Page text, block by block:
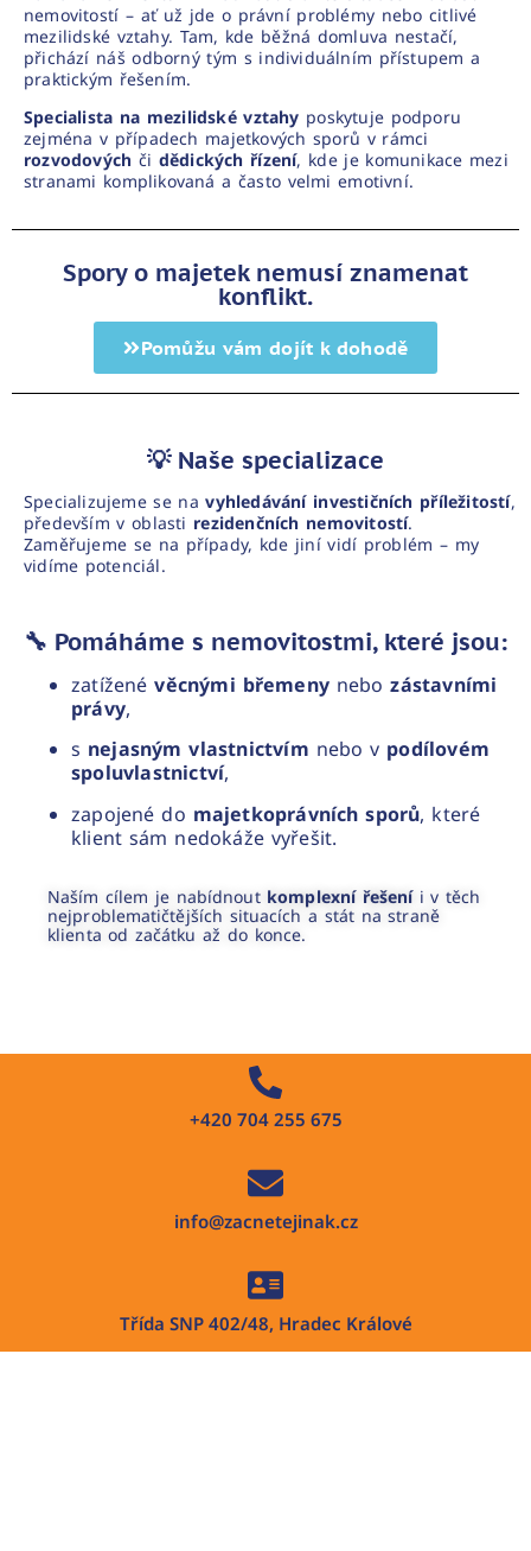
nemovitostí – ať už jde o právní problémy nebo citlivé
mezilidské vztahy. Tam, kde běžná domluva nestačí,
přichází náš odborný tým s individuálním přístupem a
praktickým řešením.
Specialista na mezilidské vztahy poskytuje podporu
zejména v případech majetkových sporů v rámci
rozvodových či dědických řízení, kde je komunikace mezi
stranami komplikovaná a často velmi emotivní.
Spory o majetek nemusí znamenat
konflikt.
Pomůžu vám dojít k dohodě
💡 Naše specializace
Specializujeme se navyhledávání investičních příležitostí,
především v oblasti rezidenčních nemovitostí.
Zaměřujeme se na případy, kde jiní vidí problém – my
vidíme potenciál.
🔧 Pomáháme s nemovitostmi, které jsou:
zatíženévěcnými břemeny nebozástavními
právy,
s nejasným vlastnictvím nebo v podílovém
spoluvlastnictví,
zapojené do majetkoprávních sporů, které
klient sám nedokáže vyřešit.
Naším cílem je nabídnout komplexní řešeníi v těch
nejproblematičtějších situacích a stát na straně
klienta od začátku až do konce.
+420 704 255 675
info@zacnetejinak.cz
Třída SNP 402/48, Hradec Králové